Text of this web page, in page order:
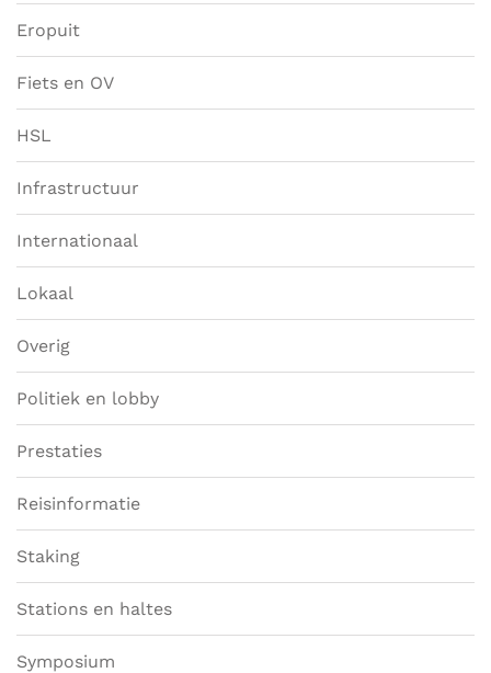
Eropuit
Fiets en OV
HSL
Infrastructuur
Internationaal
Lokaal
Overig
Politiek en lobby
Prestaties
Reisinformatie
Staking
Stations en haltes
Symposium